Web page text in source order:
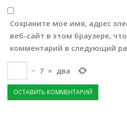
Сохраните мое имя, адрес
веб-сайт в этом браузере,
комментарий в следующий
− 7 = два